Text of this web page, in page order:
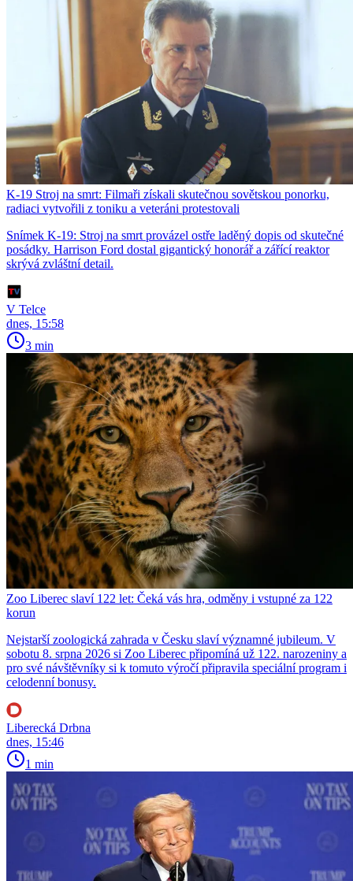
K-19 Stroj na smrt: Filmaři získali skutečnou sovětskou ponorku,
radiaci vytvořili z toniku a veteráni protestovali
Snímek K-19: Stroj na smrt provázel ostře laděný dopis od skutečné
posádky. Harrison Ford dostal gigantický honorář a zářící reaktor
skrývá zvláštní detail.
V Telce
dnes, 15:58
3 min
Zoo Liberec slaví 122 let: Čeká vás hra, odměny i vstupné za 122
korun
Nejstarší zoologická zahrada v Česku slaví významné jubileum. V
sobotu 8. srpna 2026 si Zoo Liberec připomíná už 122. narozeniny a
pro své návštěvníky si k tomuto výročí připravila speciální program i
celodenní bonusy.
Liberecká Drbna
dnes, 15:46
1 min